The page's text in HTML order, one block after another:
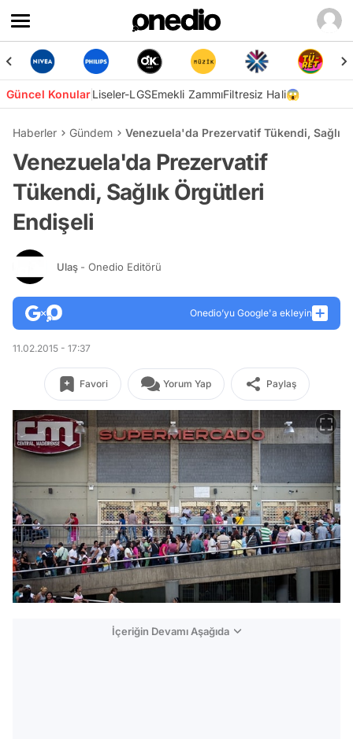
Güncel KonularLiseler-LGSEmekli ZammıFiltresiz Hali😱
Haberler Gündem Venezuela'da Prezervatif Tükendi,
Venezuela'da Prezervatif
Tükendi, Sağlık Örgütleri
Endişeli
Ulaş - Onedio Editörü
Onedio’yu Google'a ekleyin
11.02.2015 - 17:37
Favori Yorum Yap Paylaş
İçeriğin Devamı Aşağıda